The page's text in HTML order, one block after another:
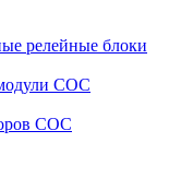
релейные блоки
СОС
СОС